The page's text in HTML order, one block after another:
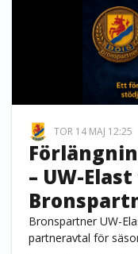
TOR 14 MAJ 12:25
– UW-
Bronspartner UW-
partneravtal för